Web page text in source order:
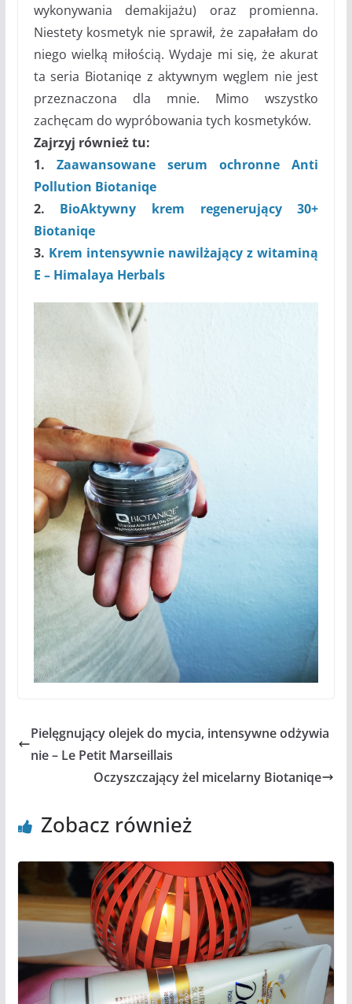
wykonywania demakijażu) oraz promienna.
Niestety kosmetyk nie sprawił, że zapałałam do
niego wielką miłością. Wydaje mi się, że akurat
ta seria Biotaniqe z aktywnym węglem nie jest
przeznaczona dla mnie. Mimo wszystko
zachęcam do wypróbowania tych kosmetyków.
Zajrzyj również tu:
1. Zaawansowane serum ochronne Anti
Pollution Biotaniqe
2. BioAktywny krem regenerujący 30+
Biotaniqe
3. Krem intensywnie nawilżający z witaminą
E – Himalaya Herbals
Pielęgnujący olejek do mycia, intensywne odżywia
nie – Le Petit Marseillais
Oczyszczający żel micelarny Biotaniqe
Zobacz również